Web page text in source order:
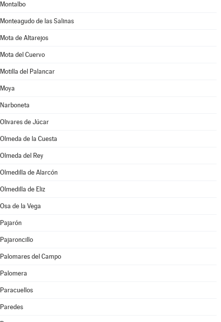
Montalbo
Monteagudo de las Salinas
Mota de Altarejos
Mota del Cuervo
Motilla del Palancar
Moya
Narboneta
Olivares de Júcar
Olmeda de la Cuesta
Olmeda del Rey
Olmedilla de Alarcón
Olmedilla de Eliz
Osa de la Vega
Pajarón
Pajaroncillo
Palomares del Campo
Palomera
Paracuellos
Paredes